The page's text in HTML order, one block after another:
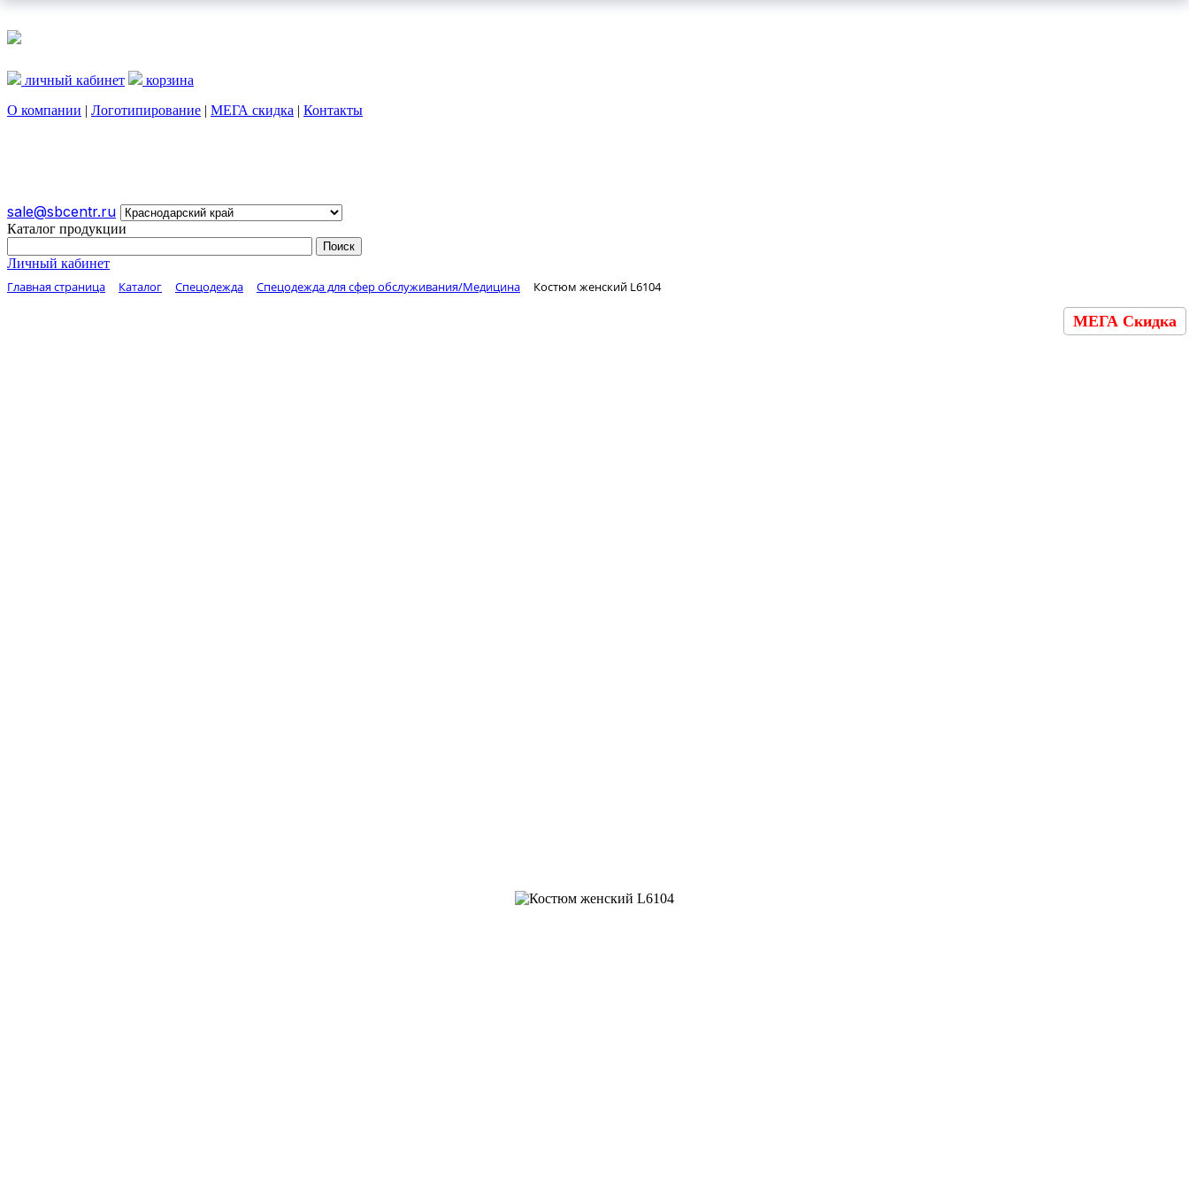
личный кабинет
корзина
О компании | Логотипирование | МЕГА скидка | Контакты
sale@sbcentr.ru
Каталог продукции
Личный кабинет
Главная страница Каталог Спецодежда Спецодежда для сфер обслуживания/Медицина Костюм женский L6104
МЕГА Скидка